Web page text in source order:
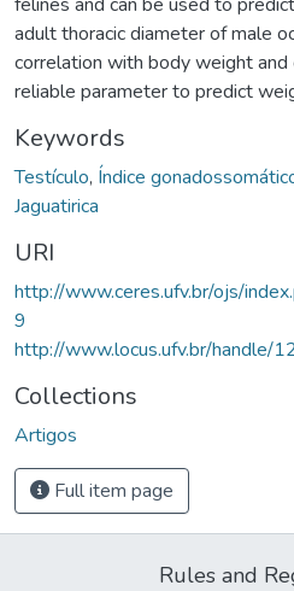
adult thoracic diameter of male
correlation with body weight and
reliable parameter to predict
Keywords
Testículo, Índice
Jaguatirica
URI
http://www.ceres.ufv.br/ojs/
9
http://www.locus.ufv.br/
Collections
Artigos
Full item page
Rules and